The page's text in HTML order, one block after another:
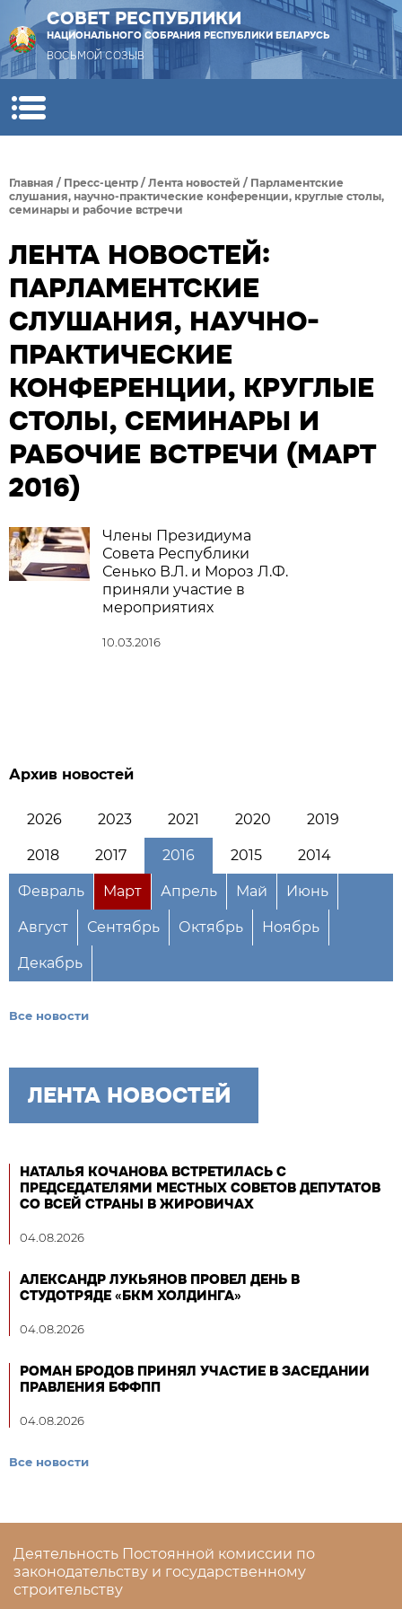
СОВЕТ РЕСПУБЛИКИ
НАЦИОНАЛЬНОГО СОБРАНИЯ РЕСПУБЛИКИ БЕЛАРУСЬ
ВОСЬМОЙ СОЗЫВ
Главная / Пресс-центр / Лента новостей / Парламентские
слушания, научно-практические конференции, круглые столы,
семинары и рабочие встречи
ЛЕНТА НОВОСТЕЙ:
ПАРЛАМЕНТСКИЕ
СЛУШАНИЯ, НАУЧНО-
ПРАКТИЧЕСКИЕ
КОНФЕРЕНЦИИ, КРУГЛЫЕ
СТОЛЫ, СЕМИНАРЫ И
РАБОЧИЕ ВСТРЕЧИ (МАРТ
2016)
Члены Президиума
Совета Республики
Сенько В.Л. и Мороз Л.Ф.
приняли участие в
мероприятиях
10.03.2016
Архив новостей
2026 2023 2021 2020 2019
2018 2017 2016 2015 2014
Февраль Март Апрель Май Июнь
Август Сентябрь Октябрь Ноябрь
Декабрь
Все новости
ЛЕНТА НОВОСТЕЙ
НАТАЛЬЯ КОЧАНОВА ВСТРЕТИЛАСЬ С
ПРЕДСЕДАТЕЛЯМИ МЕСТНЫХ СОВЕТОВ ДЕПУТАТОВ
СО ВСЕЙ СТРАНЫ В ЖИРОВИЧАХ
04.08.2026
АЛЕКСАНДР ЛУКЬЯНОВ ПРОВЕЛ ДЕНЬ В
СТУДОТРЯДЕ «БКМ ХОЛДИНГА»
04.08.2026
РОМАН БРОДОВ ПРИНЯЛ УЧАСТИЕ В ЗАСЕДАНИИ
ПРАВЛЕНИЯ БФФПП
04.08.2026
Все новости
Деятельность Постоянной комиссии по
законодательству и государственному
строительству